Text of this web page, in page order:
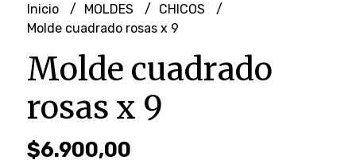
Inicio MOLDES
CHICOS
Molde cuadrado rosas x 9
Molde cuadrado
rosas x 9
$6.900,00